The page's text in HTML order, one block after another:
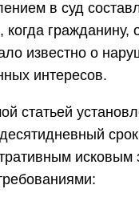
в суд
гражданину,
известно о
интересов.
статьей
исковым